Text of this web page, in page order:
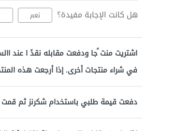
هل كانت الإجابة مفيدة؟ نعم
اشتريت منت ًجا ودفعت مقابله نقدً ا عند
في شراء منتجات أخرى. إذا أرجعت هذه
دفعت قيمة طلبي باستخدام شكرنز ثم قمت